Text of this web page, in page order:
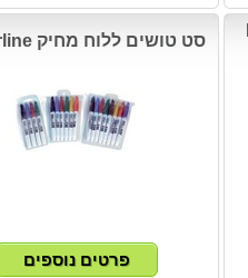
סט טושים ללוח מחיק Powerline